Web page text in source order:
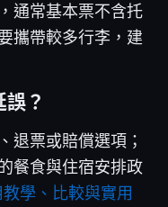
通常基本票不含托
攜帶較多行李，建
？
退票或賠償選項；
餐食與住宿安排政
學、比較與實用